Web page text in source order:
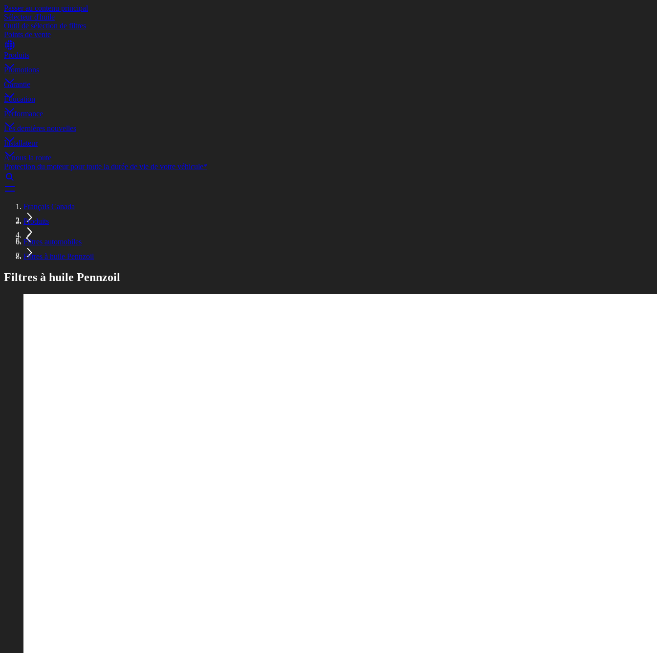
Passer au contenu principal
Sélecteur d'huile
Outil de sélection de filtres
Points de vente
Produits
Promotions
Garantie
Éducation
Performance
Les dernières nouvelles
Installateur
À nous la route
Protection du moteur pour toute la durée de vie de votre véhicule*
Français Canada
Produits
Filtres automobiles
Filtres à huile Pennzoil
Filtres à huile Pennzoil